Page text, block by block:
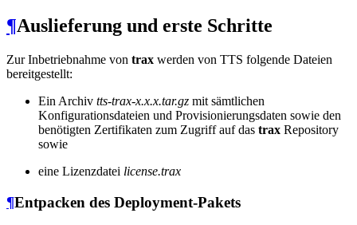
¶Auslieferung und erste Schritte
Zur Inbetriebnahme von trax werden von TTS folgende Dateien
bereitgestellt:
Ein Archiv tts-trax-x.x.x.tar.gz mit sämtlichen
Konfigurationsdateien und Provisionierungsdaten sowie den
benötigten Zertifikaten zum Zugriff auf das trax Repository
sowie
eine Lizenzdatei license.trax
¶Entpacken des Deployment-Pakets